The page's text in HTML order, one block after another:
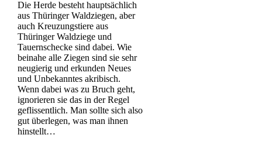
Die Herde besteht hauptsächlich
aus Thüringer Waldziegen, aber
auch Kreuzungstiere aus
Thüringer Waldziege und
Tauernschecke sind dabei. Wie
beinahe alle Ziegen sind sie sehr
neugierig und erkunden Neues
und Unbekanntes akribisch.
Wenn dabei was zu Bruch geht,
ignorieren sie das in der Regel
geflissentlich. Man sollte sich also
gut überlegen, was man ihnen
hinstellt…